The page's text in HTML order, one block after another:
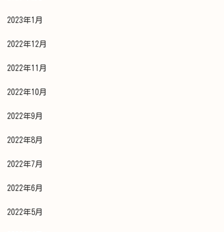
2023年1月
2022年12月
2022年11月
2022年10月
2022年9月
2022年8月
2022年7月
2022年6月
2022年5月